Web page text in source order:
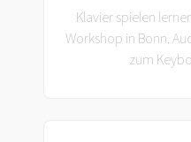
Klavier spielen
Workshop in Bonn.
zum